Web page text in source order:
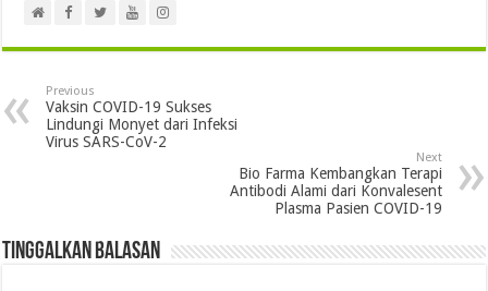
Previous
Vaksin COVID-19 Sukses
Lindungi Monyet dari Infeksi
Virus SARS-CoV-2
Next
Bio Farma Kembangkan Terapi
Antibodi Alami dari Konvalesent
Plasma Pasien COVID-19
Tinggalkan Balasan